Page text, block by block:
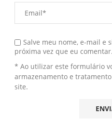
Salve meu nome, e-mail e
próxima vez que eu comentar.
* Ao utilizar este formulário
armazenamento e
site.